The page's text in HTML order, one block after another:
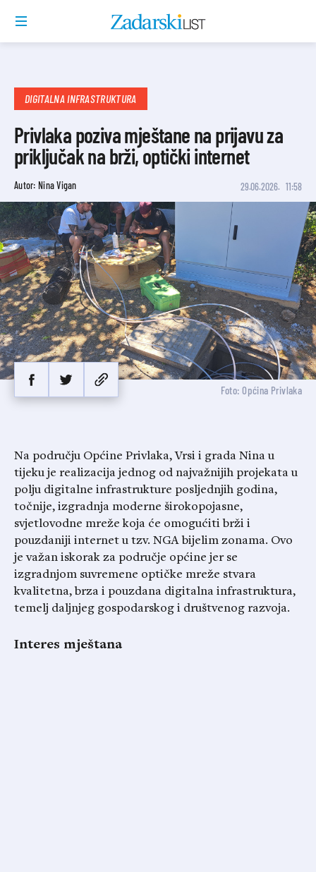
DIGITALNA INFRASTRUKTURA
Privlaka poziva mještane na prijavu za
priključak na brži, optički internet
Autor: Nina Vigan 29.06.2026. 11:58
Foto: Općina Privlaka
Na području Općine Privlaka, Vrsi i grada Nina u
tijeku je realizacija jednog od najvažnijih projekata u
polju digitalne infrastrukture posljednjih godina,
točnije, izgradnja moderne širokopojasne,
svjetlovodne mreže koja će omogućiti brži i
pouzdaniji internet u tzv. NGA bijelim zonama. Ovo
je važan iskorak za područje općine jer se
izgradnjom suvremene optičke mreže stvara
kvalitetna, brza i pouzdana digitalna infrastruktura,
temelj daljnjeg gospodarskog i društvenog razvoja.
Interes mještana